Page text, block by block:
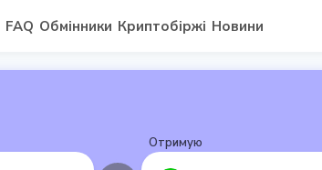
FAQ Обмінники Криптобіржі Новини
Отримую